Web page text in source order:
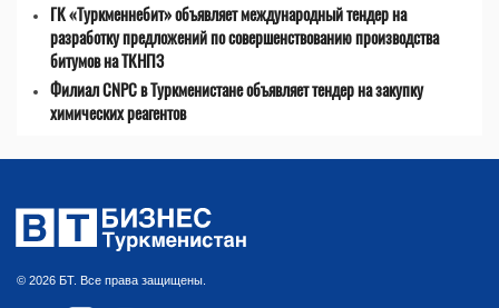
ГК «Туркменнебит» объявляет международный тендер на
разработку предложений по совершенствованию производства
битумов на ТКНПЗ
Филиал CNPC в Туркменистане объявляет тендер на закупку
химических реагентов
© 2026 БТ. Все права защищены.